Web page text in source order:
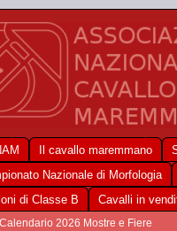
Il cavallo maremmano
Nazionale di Morfologia
di Classe B
Cavalli in
2026 Mostre e Fiere